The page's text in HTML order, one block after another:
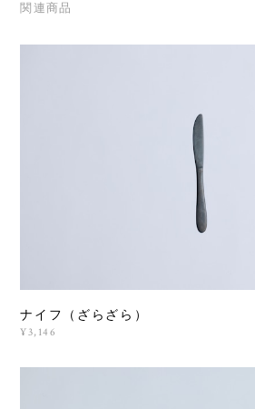
関連商品
ナイフ（ざらざら）
¥3,146